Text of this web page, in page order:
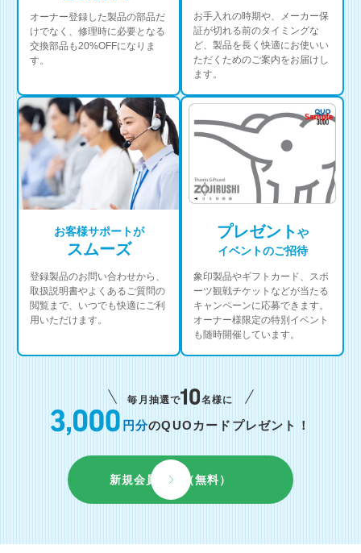
オーナー登録した製品の部品だ
けでなく、修理時に必要となる
交換部品も20%OFFになりま
す。
お手入れの時期や、メーカー保
証が切れる前のタイミングな
ど、製品を長く快適にお使いい
ただくためのご案内をお届けし
ます。
お客様サポートが
スムーズ
登録製品のお問い合わせから、
取扱説明書やよくあるご質問の
閲覧まで、いつでも快適にご利
用いただけます。
プレゼントや
イベントのご招待
象印製品やギフトカード、スポ
ーツ観戦チケットなどが当たる
キャンペーンに応募できます。
オーナー様限定の特別イベント
も随時開催しています。
毎月抽選で 名様に
円分のQUOカードプレゼント！
新規会員登録（無料）